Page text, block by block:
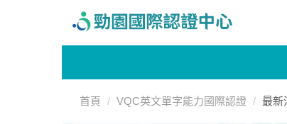
首頁 VQC英文單字能力國際認證 最新